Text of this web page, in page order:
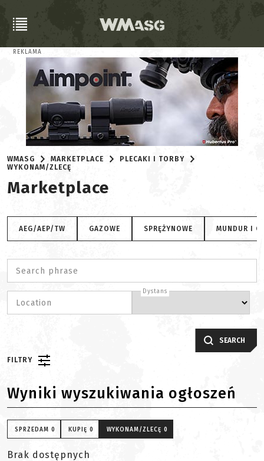
REKLAMA
WMASG MARKETPLACE
PLECAKI I TORBY
WYKONAM/ZLECĘ
Marketplace
AEG/AEP/TW GAZOWE SPRĘŻYNOWE MUNDUR I
Search phrase
Location
Dystans
SEARCH
FILTRY
Wyniki wyszukiwania ogłoszeń
SPRZEDAM 0 KUPIĘ 0 WYKONAM/ZLECĘ 0
Brak dostępnych